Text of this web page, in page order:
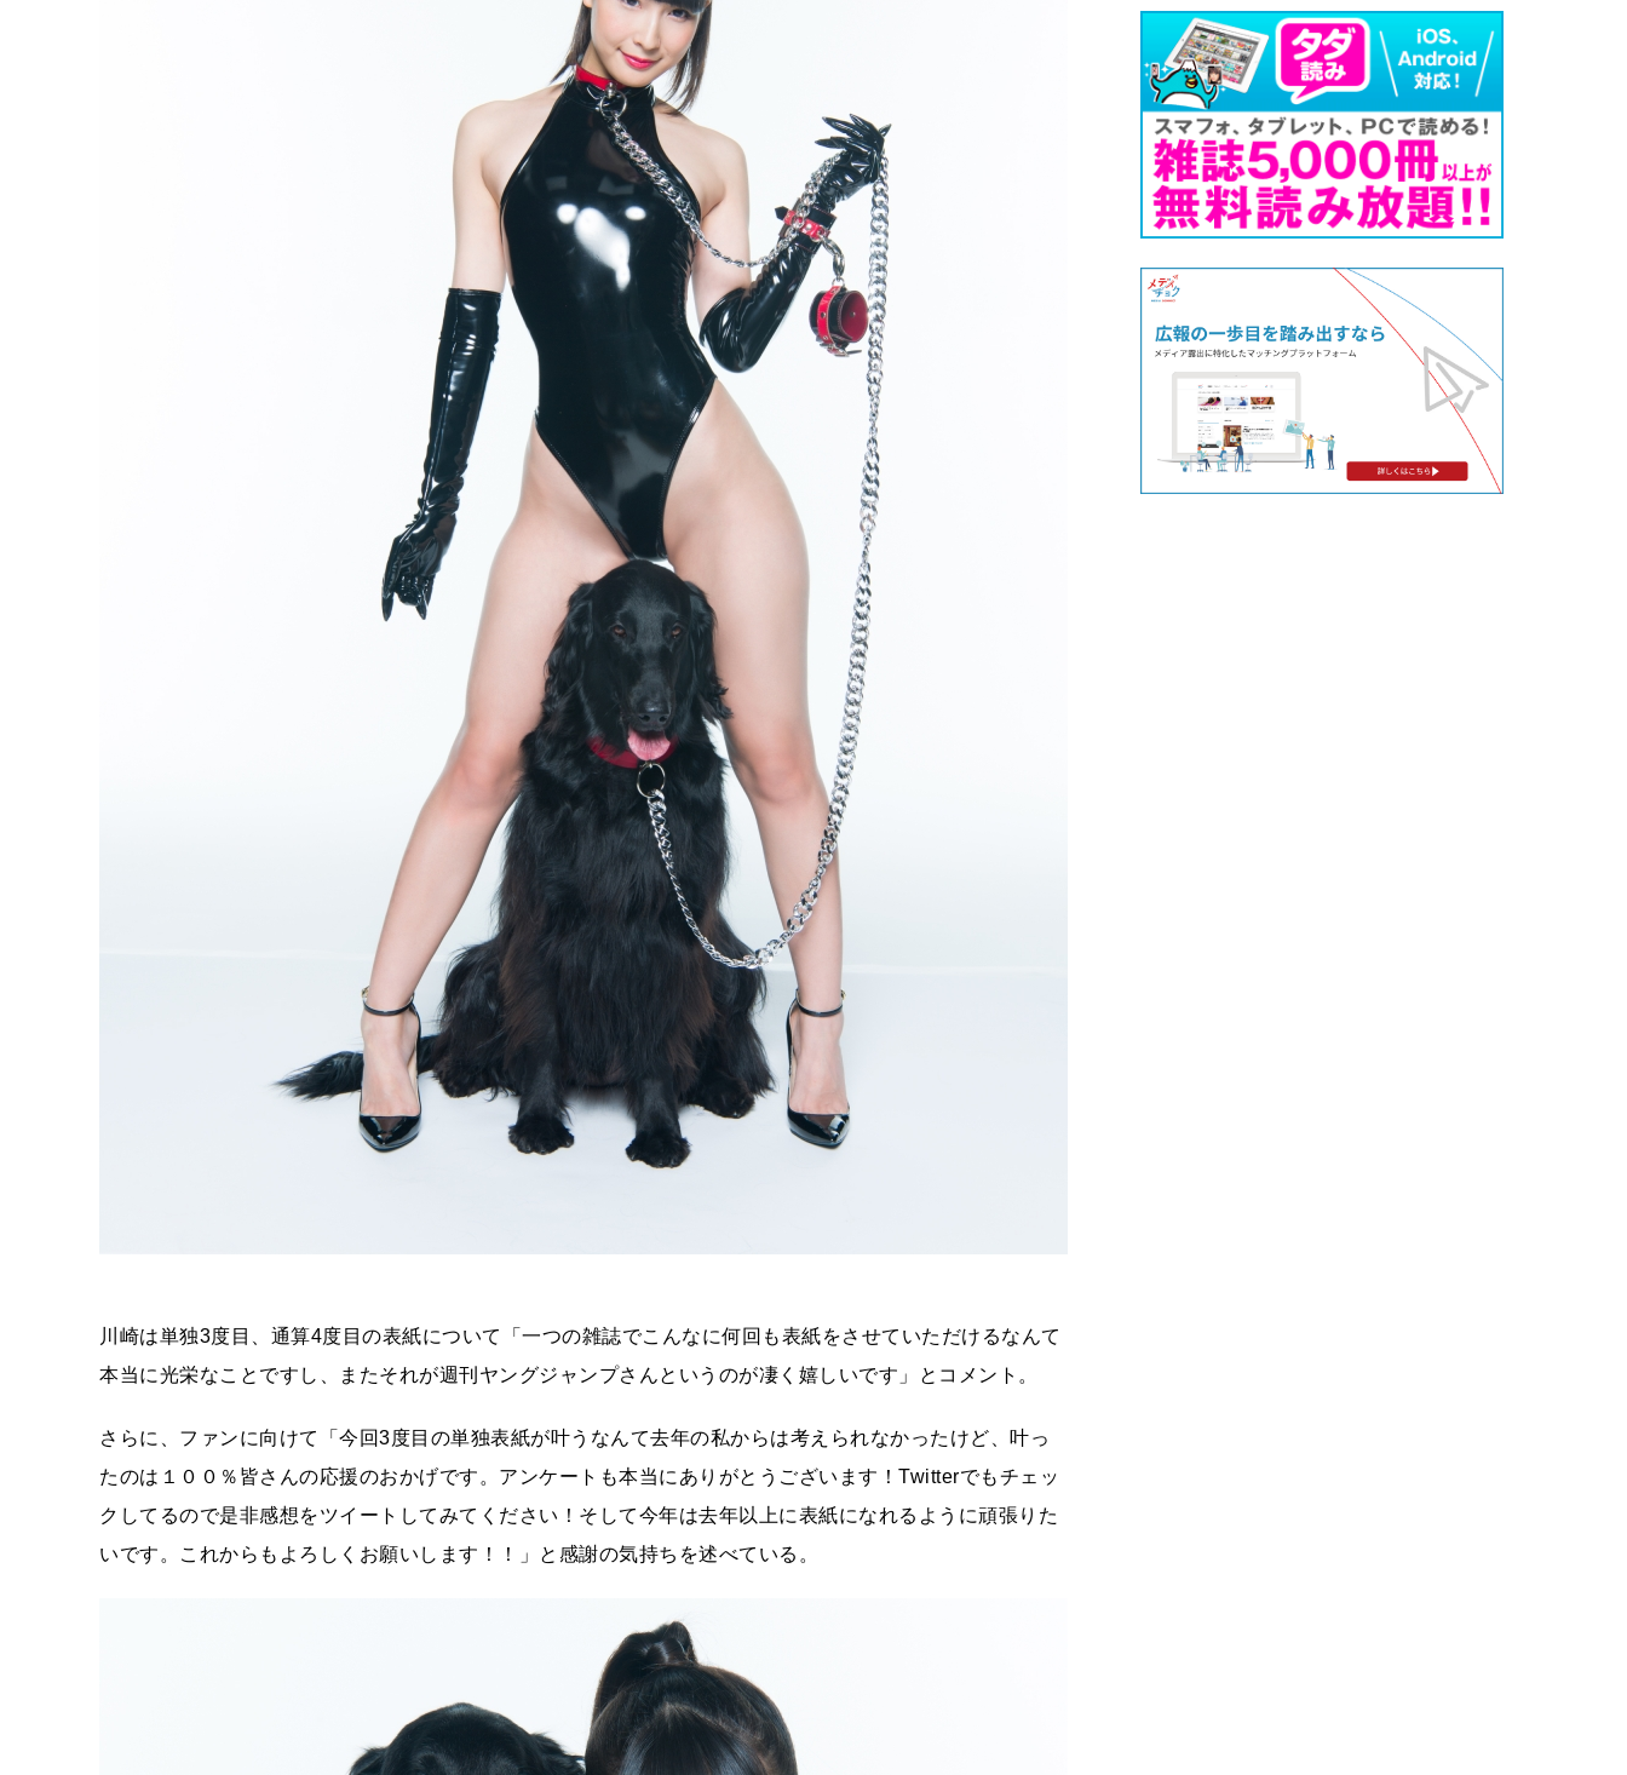
川崎は単独3度目、通算4度目の表紙について「一つの雑誌でこんなに何回も表紙をさせていただけるなんて
本当に光栄なことですし、またそれが週刊ヤングジャンプさんというのが凄く嬉しいです」とコメント。
さらに、ファンに向けて「今回3度目の単独表紙が叶うなんて去年の私からは考えられなかったけど、叶っ
たのは１００％皆さんの応援のおかげです。アンケートも本当にありがとうございます！Twitterでもチェッ
クしてるので是非感想をツイートしてみてください！そして今年は去年以上に表紙になれるように頑張りた
いです。これからもよろしくお願いします！！」と感謝の気持ちを述べている。